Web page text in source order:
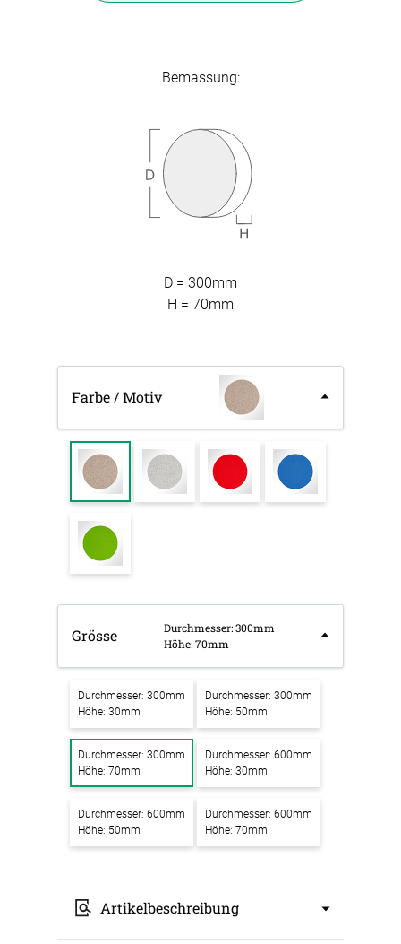
Bemassung:
D = 300mm
H = 70mm
Farbe / Motiv
Grösse
Durchmesser: 300mm
Höhe: 70mm
Durchmesser: 300mm
Höhe: 30mm
Durchmesser: 300mm
Höhe: 50mm
Durchmesser: 300mm
Höhe: 70mm
Durchmesser: 600mm
Höhe: 30mm
Durchmesser: 600mm
Höhe: 50mm
Durchmesser: 600mm
Höhe: 70mm
Artikelbeschreibung